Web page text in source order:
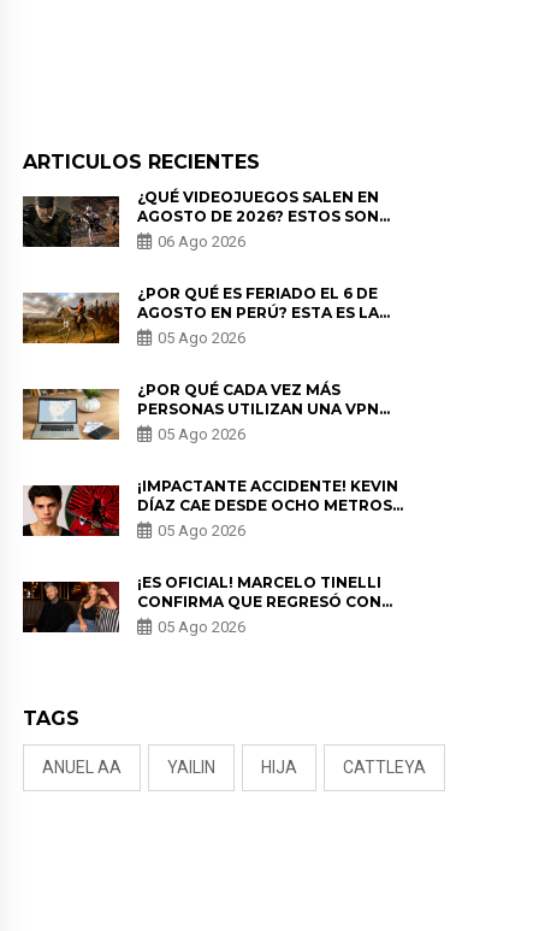
ARTICULOS RECIENTES
¿QUÉ VIDEOJUEGOS SALEN EN
AGOSTO DE 2026? ESTOS SON
LOS ESTRENOS MÁS ESPERADOS
06 Ago 2026
¿POR QUÉ ES FERIADO EL 6 DE
AGOSTO EN PERÚ? ESTA ES LA
HISTORIA
05 Ago 2026
¿POR QUÉ CADA VEZ MÁS
PERSONAS UTILIZAN UNA VPN
PARA PROTEGER SU
PRIVACIDAD?
05 Ago 2026
¡IMPACTANTE ACCIDENTE! KEVIN
DÍAZ CAE DESDE OCHO METROS
EN “ESTO ES GUERRA” Y GENERA
PREOCUPACIÓN
05 Ago 2026
¡ES OFICIAL! MARCELO TINELLI
CONFIRMA QUE REGRESÓ CON
MILETT FIGUEROA: “EL AMOR
PUDO MÁS”
05 Ago 2026
TAGS
ANUEL AA YAILIN HIJA CATTLEYA